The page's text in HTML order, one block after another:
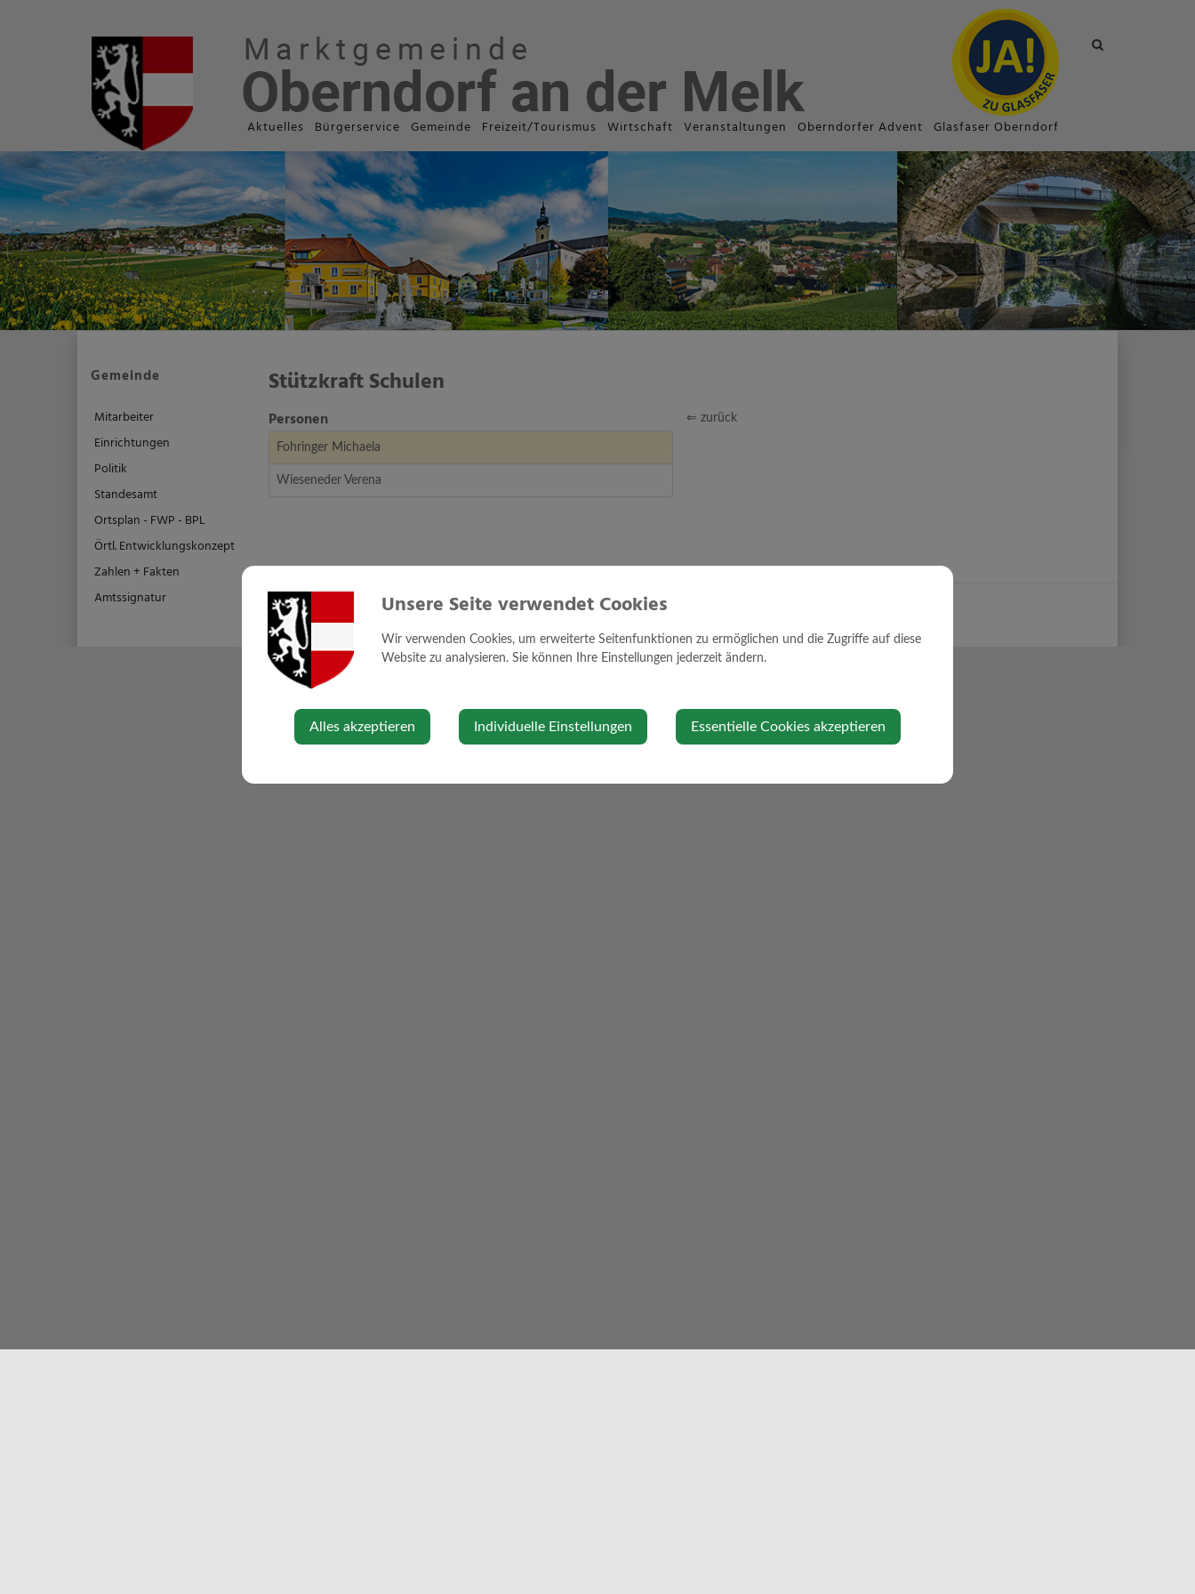
Site
Aktuelles Bürgerservice Gemeinde Freizeit/Tourismus Wirtschaft Veranstaltungen Oberndorfer Advent Glasfaser Oberndorf
Stützkraft Schulen
Personen
Fohringer Michaela
Wieseneder Verena
⇐ zurück
Gemeinde
Mitarbeiter
Einrichtungen
Politik
Standesamt
Ortsplan - FWP - BPL
Örtl. Entwicklungskonzept
Zahlen + Fakten
Amtssignatur
Unsere Seite verwendet Cookies
Wir verwenden Cookies, um erweiterte Seitenfunktionen zu ermöglichen und die Zugriffe auf diese
Website zu analysieren. Sie können Ihre Einstellungen jederzeit ändern.
Alles akzeptieren Individuelle Einstellungen Essentielle Cookies akzeptieren